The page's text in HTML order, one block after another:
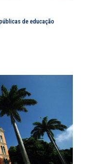
de educação